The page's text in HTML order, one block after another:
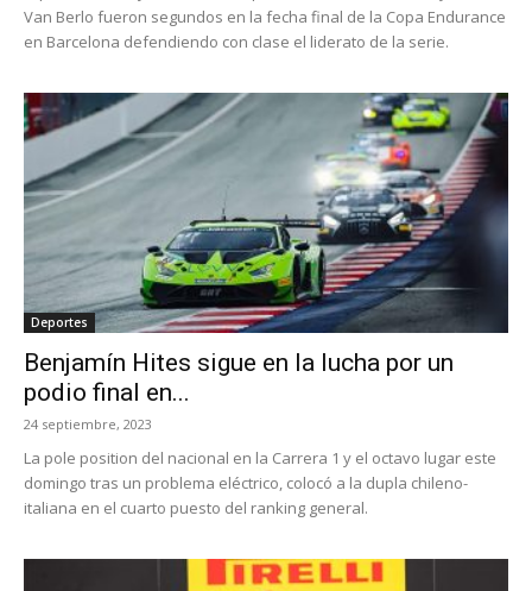
Van Berlo fueron segundos en la fecha final de la Copa Endurance
en Barcelona defendiendo con clase el liderato de la serie.
Deportes
Benjamín Hites sigue en la lucha por un
podio final en...
24 septiembre, 2023
La pole position del nacional en la Carrera 1 y el octavo lugar este
domingo tras un problema eléctrico, colocó a la dupla chileno-
italiana en el cuarto puesto del ranking general.